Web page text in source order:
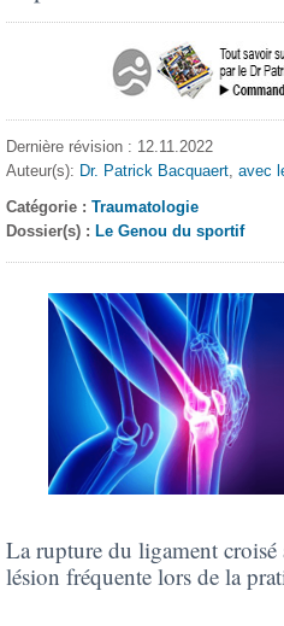
Dernière révision : 12.11.2022
Auteur(s): Dr. Patrick Bacquaert,avec
Catégorie :Traumatologie
Dossier(s) : Le Genou du sportif
La rupture du ligament
lésion fréquente lors de la